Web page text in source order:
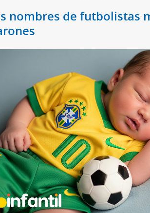
nombres de futbolistas